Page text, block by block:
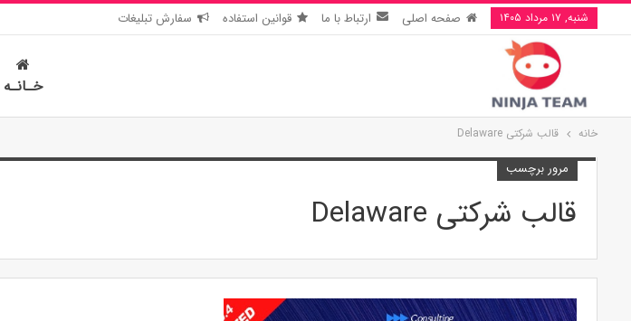
شنبه, ۱۷ مرداد ۱۴۰۵ صفحه اصلی ارتباط با ما قوانین استفاده سفارش تبلیغات
خـانـه
خانه قالب شرکتی Delaware
مرور برچسب
قالب شرکتی Delaware